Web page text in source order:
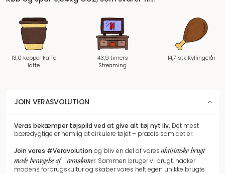
13,0 kopper kaffe
latte
43,9 timers
Streaming
14,7 stk Kyllingelår
JOIN VERASVOLUTION
Veras bekæmper tøjspild ved at give alt tøj nyt liv. Det mest
bæredygtige er nemlig at cirkulere tøjet – præcis som det er.
Join vores #Veravolution og bliv en del af voresaktivistiske brugt
mode bevægelse af #verasdamer. Sammen bruger vi brugt, hacker
modens forbrugskultur og skaber vores helt egen unikke brugte